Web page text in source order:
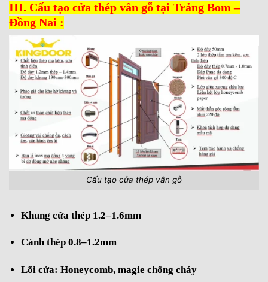
III. Cấu tạo cửa thép vân gỗ tại Trảng Bom –
Đồng Nai :
Cấu tạo cửa thép vân gỗ
Khung cửa thép 1.2–1.6mm
Cánh thép 0.8–1.2mm
Lõi cửa: Honeycomb, magie chống cháy